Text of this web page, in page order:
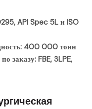
API Spec 5L и ISO
400 000 тонн
заказу: FBE, 3LPE,